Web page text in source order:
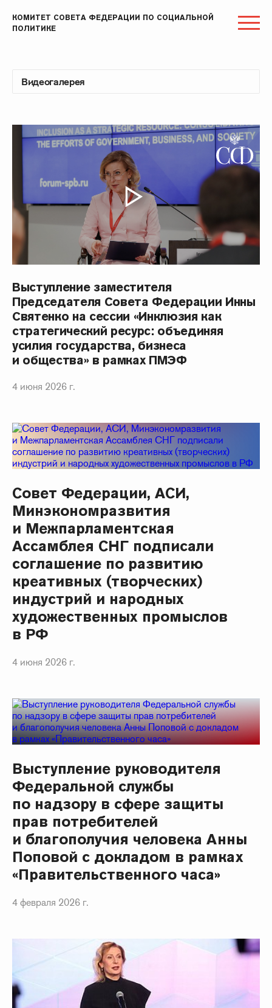
КОМИТЕТ СОВЕТА ФЕДЕРАЦИИ ПО СОЦИАЛЬНОЙ
ПОЛИТИКЕ
Выступление заместителя
Председателя Совета Федерации Инны
Святенко на сессии «Инклюзия как
стратегический ресурс: объединяя
усилия государства, бизнеса
и общества» в рамках ПМЭФ
4 июня 2026 г.
Совет Федерации, АСИ,
Минэкономразвития
и Межпарламентская
Ассамблея СНГ подписали
соглашение по развитию
креативных (творческих)
индустрий и народных
художественных промыслов
в РФ
4 июня 2026 г.
Выступление руководителя
Федеральной службы
по надзору в сфере защиты
прав потребителей
и благополучия человека Анны
Поповой с докладом в рамках
«Правительственного часа»
4 февраля 2026 г.